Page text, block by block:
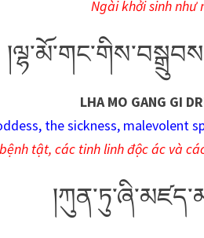
Ngài khởi sinh
LHA MO GANG GI
the sickness, malevolent
tật, các tinh linh độc ác và